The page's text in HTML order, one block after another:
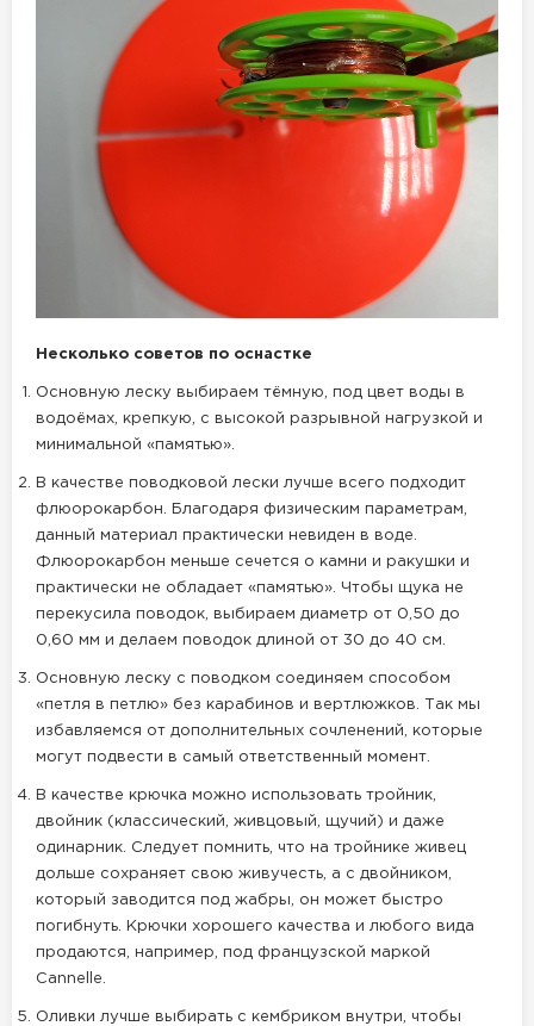
Несколько советов по оснастке
Основную леску выбираем тёмную, под цвет воды в
водоёмах, крепкую, с высокой разрывной нагрузкой и
минимальной «памятью».
В качестве поводковой лески лучше всего подходит
флюорокарбон. Благодаря физическим параметрам,
данный материал практически невиден в воде.
Флюорокарбон меньше сечется о камни и ракушки и
практически не обладает «памятью». Чтобы щука не
перекусила поводок, выбираем диаметр от 0,50 до
0,60 мм и делаем поводок длиной от 30 до 40 см.
Основную леску с поводком соединяем способом
«петля в петлю» без карабинов и вертлюжков. Так мы
избавляемся от дополнительных сочленений, которые
могут подвести в самый ответственный момент.
В качестве крючка можно использовать тройник,
двойник (классический, живцовый, щучий) и даже
одинарник. Следует помнить, что на тройнике живец
дольше сохраняет свою живучесть, а с двойником,
который заводится под жабры, он может быстро
погибнуть. Крючки хорошего качества и любого вида
продаются, например, под французской маркой
Cannelle.
Оливки лучше выбирать с кембриком внутри, чтобы